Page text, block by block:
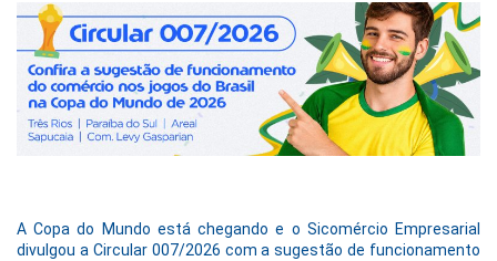
A Copa do Mundo está chegando e o Sicomércio Empresarial
divulgou a Circular 007/2026 com a sugestão de funcionamento